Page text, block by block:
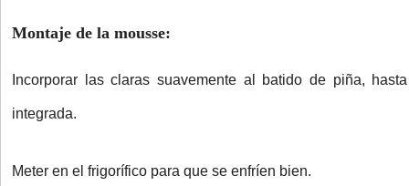
Montaje de la mousse:
Incorporar las claras suavemente al batido de piña,
integrada.
Meter en el frigorífico para que se enfríen bien.